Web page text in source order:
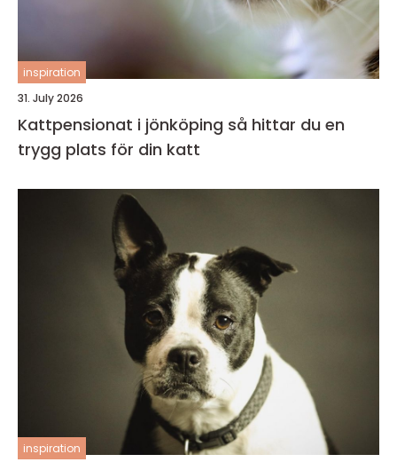
inspiration
31. July 2026
Kattpensionat i jönköping så hittar du en
trygg plats för din katt
inspiration